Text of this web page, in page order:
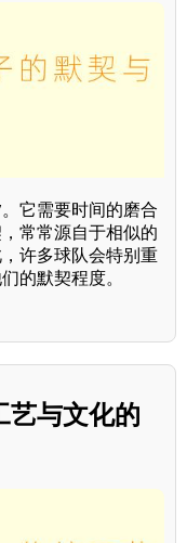
它需要时间的磨合
常常源自于相似的
许多球队会特别重
的默契程度。
艺与文化的